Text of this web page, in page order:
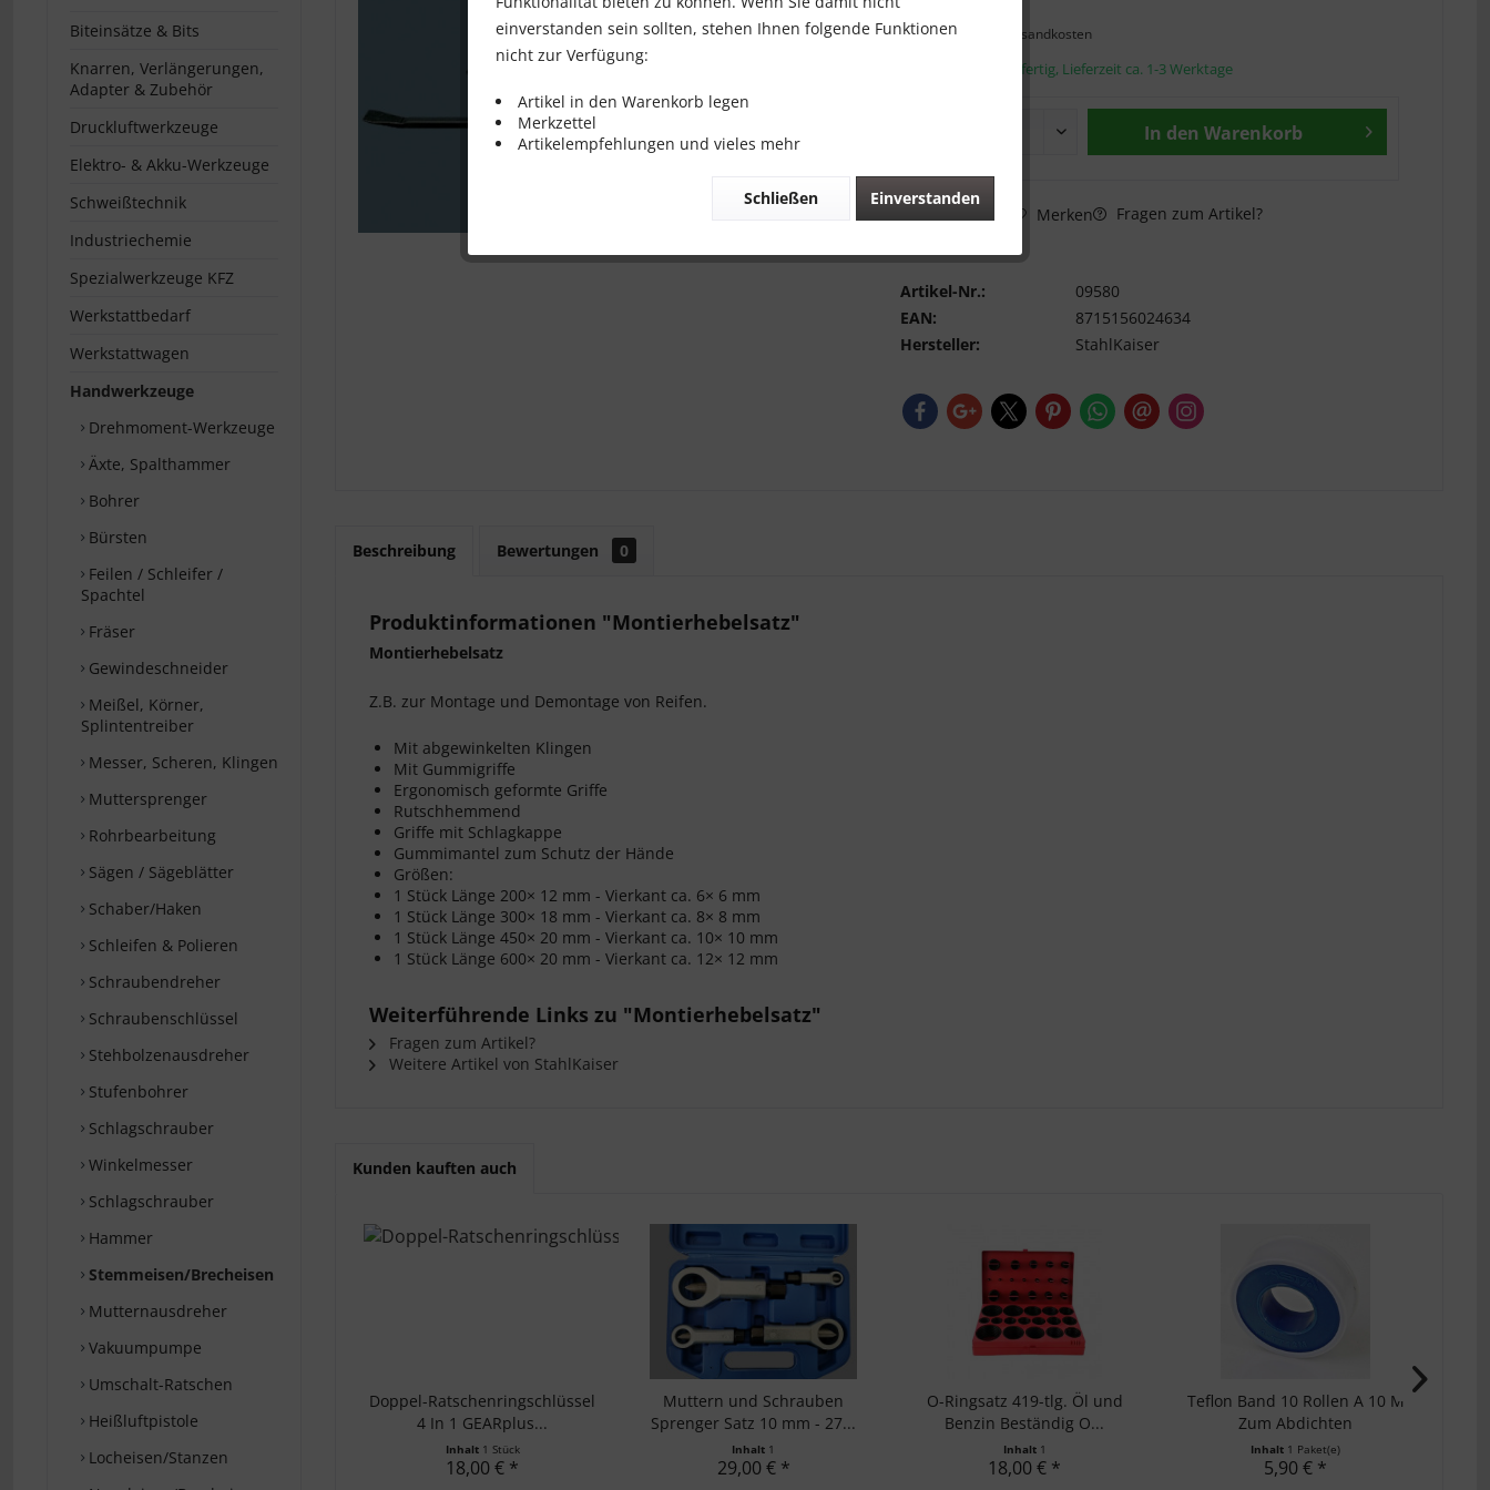
Biteinsätze & Bits
Knarren, Verlängerungen,
Adapter & Zubehör
Druckluftwerkzeuge
Elektro- & Akku-Werkzeuge
Schweißtechnik
Industriechemie
Spezialwerkzeuge KFZ
Werkstattbedarf
Werkstattwagen
Handwerkzeuge
Drehmoment-Werkzeuge
Äxte, Spalthammer
Bohrer
Bürsten
Feilen / Schleifer /
Spachtel
Fräser
Gewindeschneider
Meißel, Körner,
Splintentreiber
Messer, Scheren, Klingen
Muttersprenger
Rohrbearbeitung
Sägen / Sägeblätter
Schaber/Haken
Schleifen & Polieren
Schraubendreher
Schraubenschlüssel
Stehbolzenausdreher
Stufenbohrer
Schlagschrauber
Winkelmesser
Schlagschrauber
Hammer
Stemmeisen/Brecheisen
Mutternausdreher
Vakuumpumpe
Umschalt-Ratschen
Heißluftpistole
Locheisen/Stanzen
Inhalt:
inkl. MwSt.
zzgl. Versandkosten
Sofort versandfertig, Lieferzeit ca. 1-3 Werktage
In den Warenkorb
Merken
Fragen zum Artikel?
Artikel-Nr.:
09580
EAN:
8715156024634
Hersteller:
StahlKaiser
Beschreibung Bewertungen 0
Produktinformationen "Montierhebelsatz"
Montierhebelsatz
Z.B. zur Montage und Demontage von Reifen.
Mit abgewinkelten Klingen
Mit Gummigriffe
Ergonomisch geformte Griffe
Rutschhemmend
Griffe mit Schlagkappe
Gummimantel zum Schutz der Hände
Größen:
1 Stück Länge 200× 12 mm - Vierkant ca. 6× 6 mm
1 Stück Länge 300× 18 mm - Vierkant ca. 8× 8 mm
1 Stück Länge 450× 20 mm - Vierkant ca. 10× 10 mm
1 Stück Länge 600× 20 mm - Vierkant ca. 12× 12 mm
Weiterführende Links zu "Montierhebelsatz"
Fragen zum Artikel?
Weitere Artikel von StahlKaiser
Kunden kauften auch
Doppel-Ratschenringschlüssel
4 In 1 GEARplus...
Inhalt 1 Stück
18,00 € *
Muttern und Schrauben
Sprenger Satz 10 mm - 27...
Inhalt 1
29,00 € *
O-Ringsatz 419-tlg. Öl und
Benzin Beständig O...
Inhalt 1
18,00 € *
Teflon Band 10 Rollen A 10 M
Zum Abdichten
Inhalt 1 Paket(e)
5,90 € *
einverstanden sein sollten, stehen Ihnen folgende Funktionen
nicht zur Verfügung:
Artikel in den Warenkorb legen
Merkzettel
Artikelempfehlungen und vieles mehr
Einverstanden
Schließen